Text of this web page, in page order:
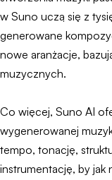
w Suno uczą się z
generowane
nowe aranżacje,
muzycznych.
Co więcej, Suno AI
wygenerowanej
tempo, tonację,
instrumentację, by jak